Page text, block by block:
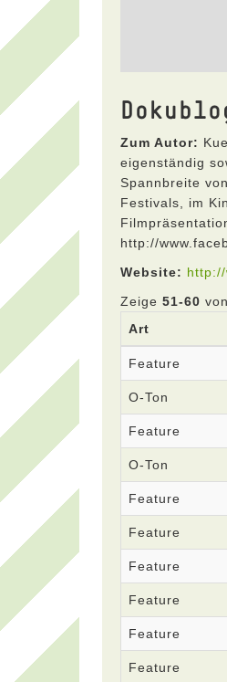
Zum Autor:
eigenständig
Spannbreite
Festivals, im
http://
Website:
Zeige 51-60 von
Art
Feature
O-Ton
Feature
O-Ton
Feature
Feature
Feature
Feature
Feature
Feature